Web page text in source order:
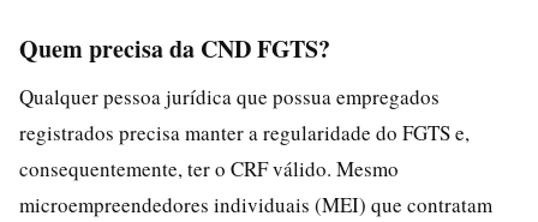
Quem precisa da CND FGTS?
Qualquer pessoa jurídica que possua empregados
registrados precisa manter a regularidade do FGTS e,
consequentemente, ter o CRF válido. Mesmo
microempreendedores individuais (MEI) que contratam